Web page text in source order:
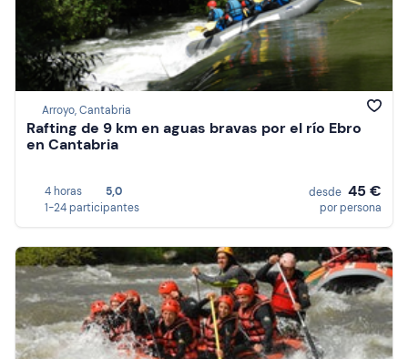
Arroyo, Cantabria
Rafting de 9 km en aguas bravas por el río Ebro
en Cantabria
4 horas
5,0
1-24 participantes
desde 45 €
por persona